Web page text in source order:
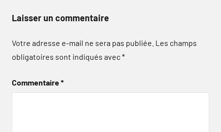
Laisser un commentaire
Votre adresse e-mail ne sera pas publiée. Les champs
obligatoires sont indiqués avec*
Commentaire*